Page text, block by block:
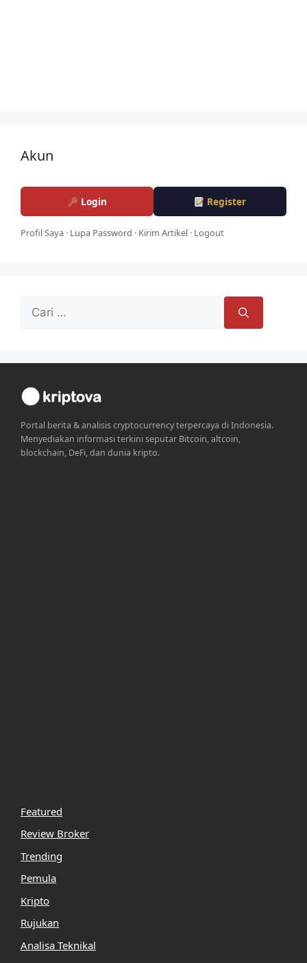
Akun
Login Register
Profil Saya · Lupa Password · Kirim Artikel · Logout
Cari
Portal berita & analisis cryptocurrency terpercaya di Indonesia.
Menyediakan informasi terkini seputar Bitcoin, altcoin,
blockchain, DeFi, dan dunia kripto.
Featured
Review Broker
Trending
Pemula
Kripto
Rujukan
Analisa Teknikal